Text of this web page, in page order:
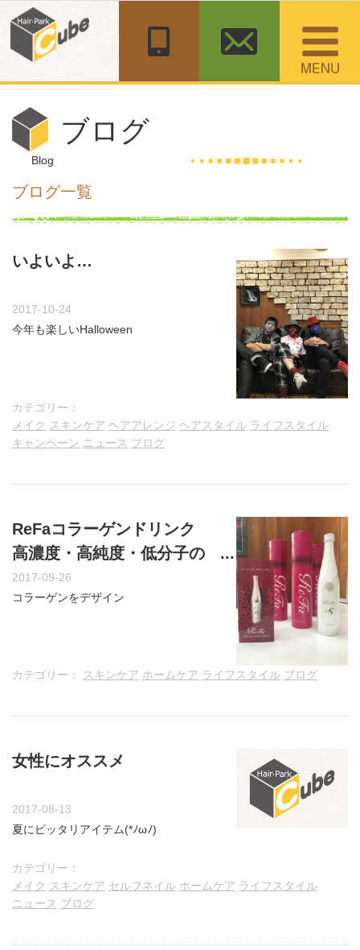
ツ
ブログ
Blog
ブログ一覧
いよいよ…
2017-10-24
今年も楽しいHalloween
カテゴリー：
メイク スキンケア ヘアアレンジ ヘアスタイル ライフスタイル
キャンペーン ニュース ブログ
ReFaコラーゲンドリンク
高濃度・高純度・低分子の
パーフェクトなコラーゲン
を……
2017-09-26
コラーゲンをデザイン
カテゴリー： スキンケア ホームケア ライフスタイル ブログ
女性にオススメ
2017-08-13
夏にピッタリアイテム(*ﾉωﾉ)
カテゴリー：
メイク スキンケア セルフネイル ホームケア ライフスタイル
ニュース ブログ